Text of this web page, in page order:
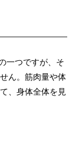
一つですが、そ
ん。筋肉量や体
、身体全体を見